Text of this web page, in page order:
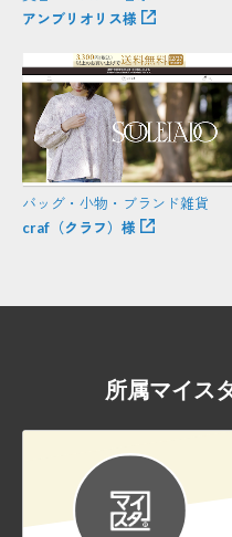
アンブリオリス様
バッグ・小物・ブランド雑貨
craf（クラフ）様
所属マイス